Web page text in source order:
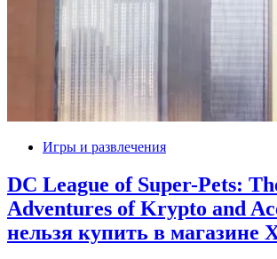
Игры и развлечения
DC League of Super-Pets:
Adventures of Krypto and
нельзя купить в магазине